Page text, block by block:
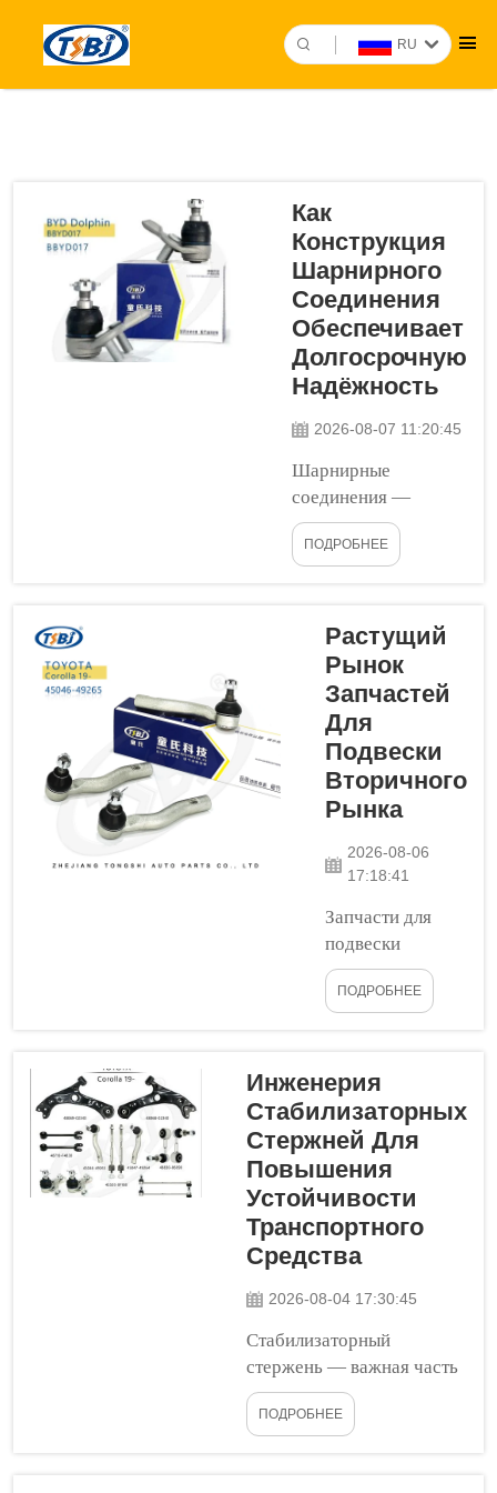
RU
Как
Конструкция
Шарнирного
Соединения
Обеспечивает
Долгосрочную
Надёжность
2026-08-07 11:20:45
Шарнирные
соединения —
важные компоненты
транспортных
соединение
различных частей,
позволяя им плавно
двигаться совместно.
В компании Tongshi
мы понимаем,
насколько важна
конструкция таких
шарнирных
соединений. Удачная
означает длительный
срок службы
шарнирных
соединений...
ПОДРОБНЕЕ
Растущий
Рынок
Запчастей
Для
Подвески
Вторичного
Рынка
2026-08-06
17:18:41
Запчасти для
подвески
вторичного
рынка
популярными как
среди
автолюбителей,
так и среди
обычных
водителей. Эти
детали
предназначены
для замены или
оригинальной
системы
подвески
транспортного
ПОДРОБНЕЕ
Инженерия
Стабилизаторных
Стержней Для
Повышения
Устойчивости
Транспортного
Средства
2026-08-04 17:30:45
Стабилизаторный
стержень — важная часть
транспортного средства,
обеспечивающая его
ПОДРОБНЕЕ